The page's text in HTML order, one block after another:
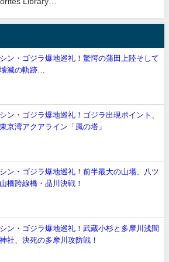
シン・ゴジラ爆地巡礼！驚愕の蒲田上陸そして
壊滅の軌跡…
シン・ゴジラ爆地巡礼！ゴジラ出現ポイント、
東京湾アクアライン「風の塔」
シン・ゴジラ爆地巡礼！前半最大の山場、八ツ
山橋跨線橋・品川決戦！
シン・ゴジラ爆地巡礼！武蔵小杉と多摩川浅間
神社、決死の多摩川攻防戦！